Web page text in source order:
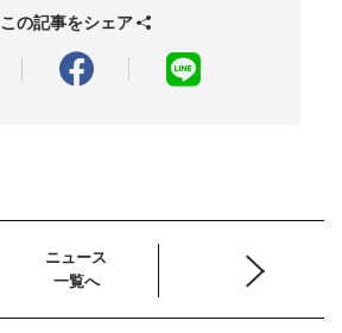
この記事をシェア
ニュース
一覧へ